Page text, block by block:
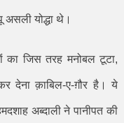
असली योद्धा थे।
का जिस तरह मनोबल टूटा,
देना क़ाबिल-ए-ग़ौर है। ये
अब्दाली ने पानीपत की